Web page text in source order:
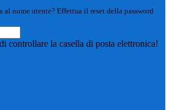
al nome utente? Effettua il reset della password
controllare la casella di posta elettronica!